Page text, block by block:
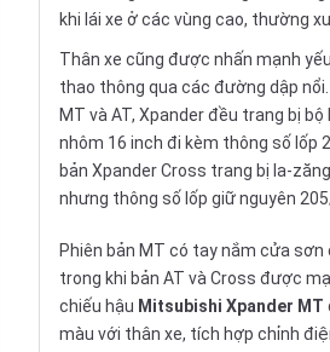
khi lái xe ở các vùng cao, thường
Thân xe cũng được nhấn mạnh
thao thông qua các đường dập nổi.
MT và AT, Xpander đều trang bị
nhôm 16 inch đi kèm thông số lốp
bản Xpander Cross trang bị la-
nhưng thông số lốp giữ nguyên
Phiên bản MT có tay nắm cửa sơn
trong khi bản AT và Cross được
chiếu hậu Mitsubishi Xpander MT
màu với thân xe, tích hợp chỉnh